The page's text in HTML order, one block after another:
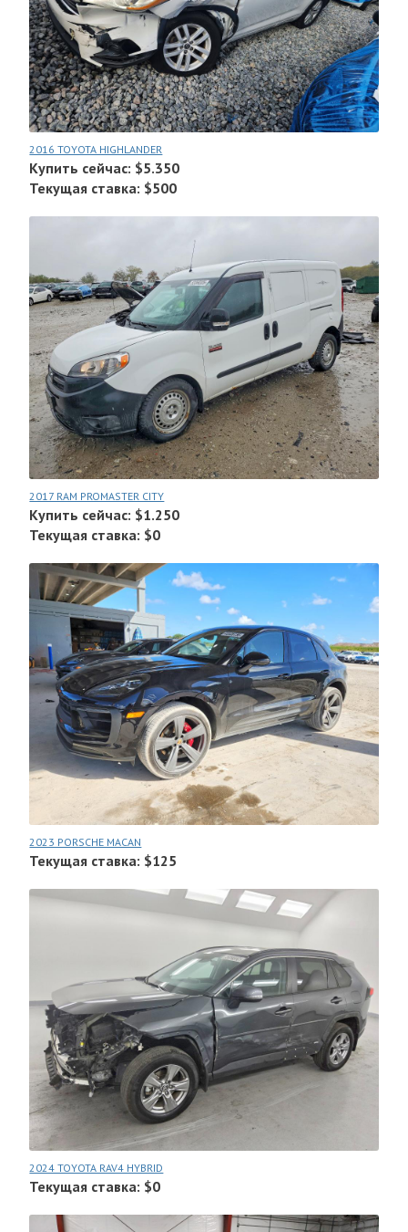
2016 TOYOTA HIGHLANDER
Купить сейчас: $5.350
Текущая ставка: $500
2017 RAM PROMASTER CITY
Купить сейчас: $1.250
Текущая ставка: $0
2023 PORSCHE MACAN
Текущая ставка: $125
2024 TOYOTA RAV4 HYBRID
Текущая ставка: $0